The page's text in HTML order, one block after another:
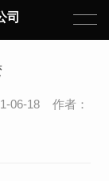
司
06-18 作者：